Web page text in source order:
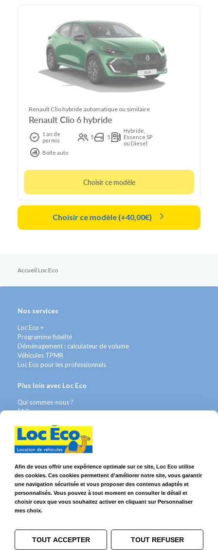
Renault Clio hybride automatique ou similaire
Renault Clio 6 hybride
1 an de
permis
5 5
Hybride,
Essence SP
ou Diesel
Boîte auto
Choisir ce modèle
Choisir ce modèle (+40,00€)
Accueil Loc Eco
Nos services
Loc Eco +
Programme fidelité
Déménagement : calculateur de volume
Véhicules TPMR
Loc Eco pour les professionnels
Plus loin avec Loc Eco
Qui sommes-nous ?
FAQ
Nous recrutons
Avis Clients
Franchises & Assurances
Conditions Générales
Données personnelles
Mentions Légales
Cookies
Afin de vous offrir une expérience optimale sur ce site, Loc Eco utilise
des cookies. Ces cookies permettent d’améliorer notre site, vous garantir
une navigation sécurisée et vous proposer des contenus adaptés et
personnalisés. Vous pouvez à tout moment en consulter le détail et
choisir ceux que vous souhaitez activer en cliquant sur Personnaliser
mes choix.
TOUT ACCEPTER TOUT REFUSER